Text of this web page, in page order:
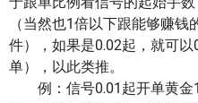
（当然也1倍以下跟能够赚
件），如果是0.02起，就可
单），以此类推。
例：信号0.01起开单黄